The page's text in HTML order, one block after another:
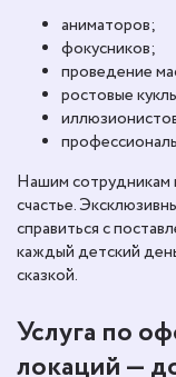
аниматоров;
фокусников;
проведение
ростовые
Нашим сотрудникам
счастье.
справиться с
каждый детский
сказкой.
Услуга по
локаций —